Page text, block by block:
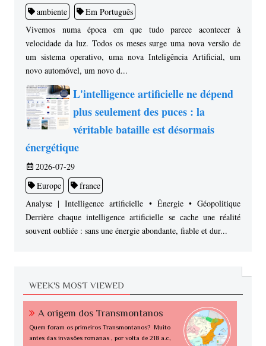
ambiente
Em Português
Vivemos numa época em que tudo parece acontecer à
velocidade da luz. Todos os meses surge uma nova versão de
um sistema operativo, uma nova Inteligência Artificial, um
novo automóvel, um novo d...
L'intelligence artificielle ne dépend
plus seulement des puces : la
véritable bataille est désormais
énergétique
2026-07-29
Europe
france
Analyse | Intelligence artificielle • Énergie • Géopolitique
Derrière chaque intelligence artificielle se cache une réalité
souvent oubliée : sans une énergie abondante, fiable et dur...
WEEK'S MOST VIEWED
A origem dos Transmontanos
Quem foram os primeiros Transmontanos? Muito
antes das invasões romanas , por volta de 218 a.c,